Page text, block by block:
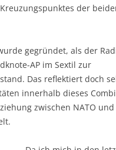
der
gegründet, als der
AP im Sextil zur
Das reflektiert doch
innerhalb dieses
zwischen NATO